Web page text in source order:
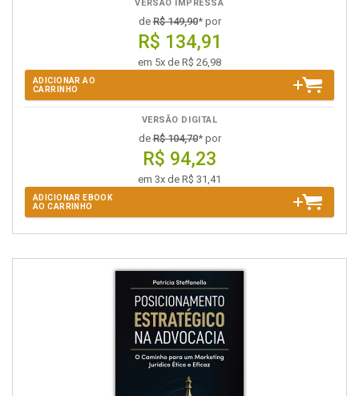
VERSÃO IMPRESSA
deR$ 149,90* por
R$ 134,91
em 5x de R$ 26,98
ADICIONAR AO
CARRINHO
VERSÃO DIGITAL
deR$ 104,70* por
R$ 94,23
em 3x de R$ 31,41
ADICIONAR EBOOK
AO CARRINHO